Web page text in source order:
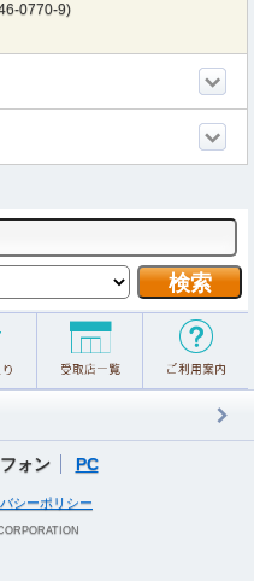
0770-9)
ォン PC
シーポリシー